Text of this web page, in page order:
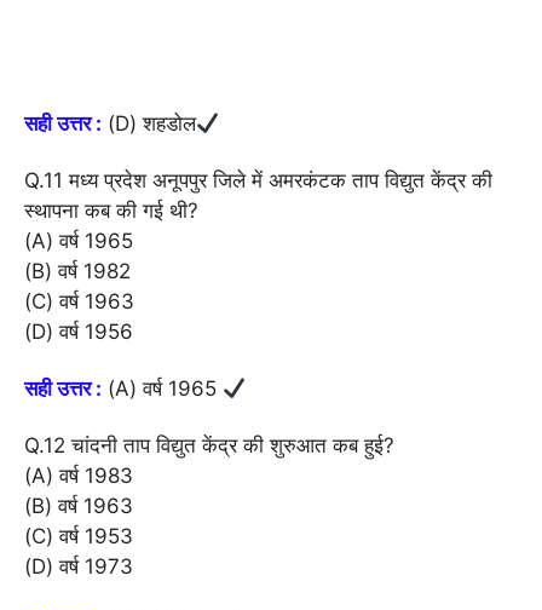
सही उत्तर : (D) शहडोल
Q.11 मध्य प्रदेश अनूपपुर जिले में अमरकंटक ताप विद्युत केंद्र की
स्थापना कब की गई थी?
(A) वर्ष 1965
(B) वर्ष 1982
(C) वर्ष 1963
(D) वर्ष 1956
सही उत्तर : (A) वर्ष 1965
Q.12 चांदनी ताप विद्युत केंद्र की शुरुआत कब हुई?
(A) वर्ष 1983
(B) वर्ष 1963
(C) वर्ष 1953
(D) वर्ष 1973